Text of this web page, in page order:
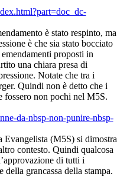
è stato respinto, ma
è che sia stato bocciato
proposti in
una chiara presa di
Notate che tra i
Quindi non è detto che i
non pochi nel M5S.
da-nbsp-non-punire-nbsp-
(M5S) si dimostra
contesto. Quindi qualcosa
di tutti i
grancassa della stampa.